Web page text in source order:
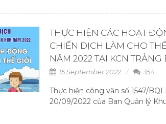
THỰC HIỆN CÁC HOẠT
CHIẾN DỊCH LÀM CHO
NĂM 2022 TẠI KCN TRẢNG
15 September 2022 354
Thực hiện công văn số 1547/
20/09/2022 của Ban Quản lý